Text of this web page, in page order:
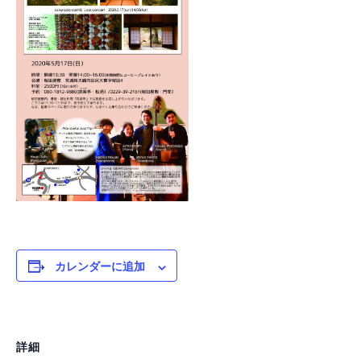
カレンダーに追加
詳細